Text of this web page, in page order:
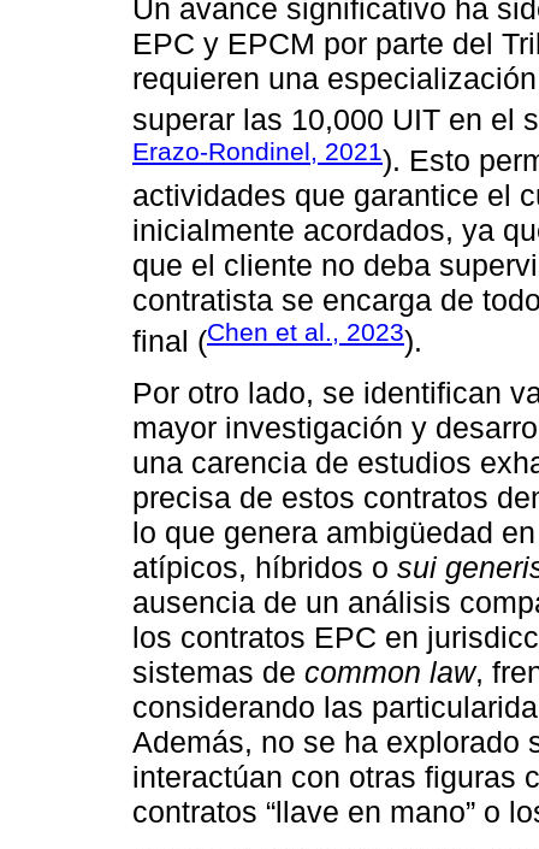
Un avance significativo ha
EPC y EPCM por parte del
requieren una
superar las 10,000 UIT en el
Erazo-Rondinel, 2021). Esto
actividades que garantice el
inicialmente acordados, ya
que el cliente no deba
contratista se encarga de
final (Chen et al., 2023).
Por otro lado, se identifican
mayor investigación y
una carencia de estudios
precisa de estos contratos
lo que genera ambigüedad
atípicos, híbridos o sui
ausencia de un análisis
los contratos EPC en
sistemas de common law,
considerando las
Además, no se ha explorado
interactúan con otras figuras
contratos “llave en mano” o